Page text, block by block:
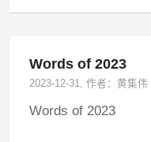
Words of 2023
2023-12-31, 作者：黄集伟
Words of 2023